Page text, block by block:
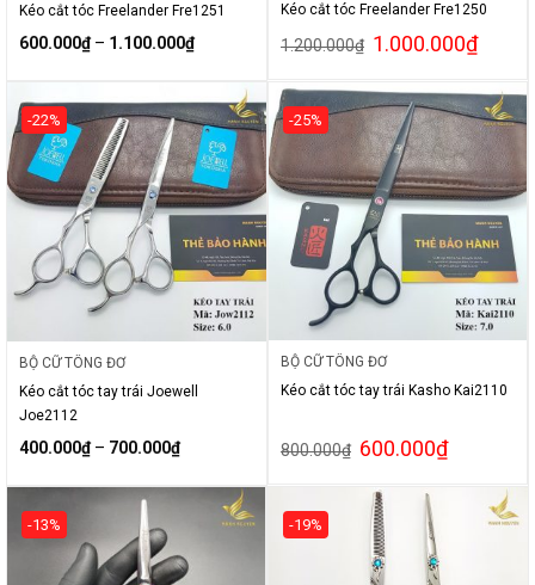
Kéo cắt tóc Freelander Fre1251
600.000₫– 1.100.000₫
Kéo cắt tóc Freelander Fre1250
1.200.000₫ 1.000.000₫
-22%
BỘ CỮ TÔNG ĐƠ
Kéo cắt tóc tay trái Joewell
Joe2112
400.000₫– 700.000₫
-25%
BỘ CỮ TÔNG ĐƠ
Kéo cắt tóc tay trái Kasho Kai2110
800.000₫ 600.000₫
-13% -19%